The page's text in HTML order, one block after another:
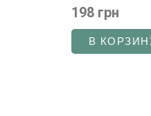
198 грн